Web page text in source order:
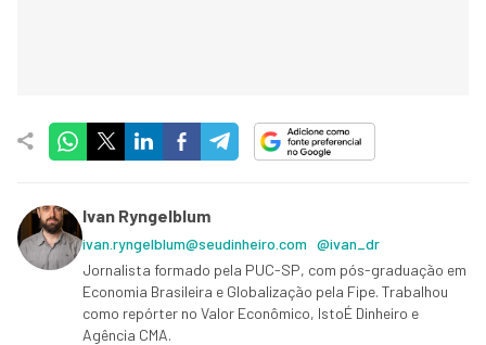
Ivan Ryngelblum
ivan.ryngelblum@seudinheiro.com @ivan_dr
Jornalista formado pela PUC-SP, com pós-graduação em
Economia Brasileira e Globalização pela Fipe. Trabalhou
como repórter no Valor Econômico, IstoÉ Dinheiro e
Agência CMA.